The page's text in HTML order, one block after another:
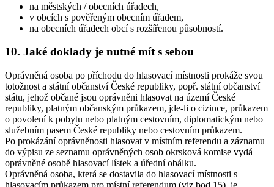
na městských / obecních úřadech,
v obcích s pověřeným obecním úřadem,
na obecních úřadech obcí s rozšířenou působností.
10. Jaké doklady je nutné mít s sebou
Oprávněná osoba po příchodu do hlasovací místnosti prokáže svou
totožnost a státní občanství České republiky, popř. státní občanství
státu, jehož občané jsou oprávněni hlasovat na území České
republiky, platným občanským průkazem, jde-li o cizince, průkazem
o povolení k pobytu nebo platným cestovním, diplomatickým nebo
služebním pasem České republiky nebo cestovním průkazem.
Po prokázání oprávněnosti hlasovat v místním referendu a záznamu
do výpisu ze seznamu oprávněných osob okrsková komise vydá
oprávněné osobě hlasovací lístek a úřední obálku.
Oprávněná osoba, která se dostavila do hlasovací místnosti s
hlasovacím průkazem pro místní referendum (viz bod 15), je